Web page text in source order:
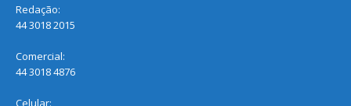
Redação:
44 3018 2015
Comercial:
44 3018 4876
Celular: